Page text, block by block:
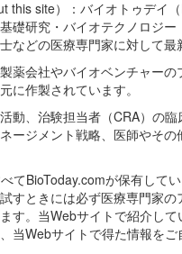
this site）：バイオトゥデイ
礎研究・バイオテクノロジ
などの医療専門家に対して
薬会社やバイオベンチャー
に作製されています。
動、治験担当者（CRA）の
ージメント戦略、医師やそ
てBioToday.comが保有して
すときには必ず医療専門家
す。当Webサイトで紹介し
当Webサイトで得た情報を